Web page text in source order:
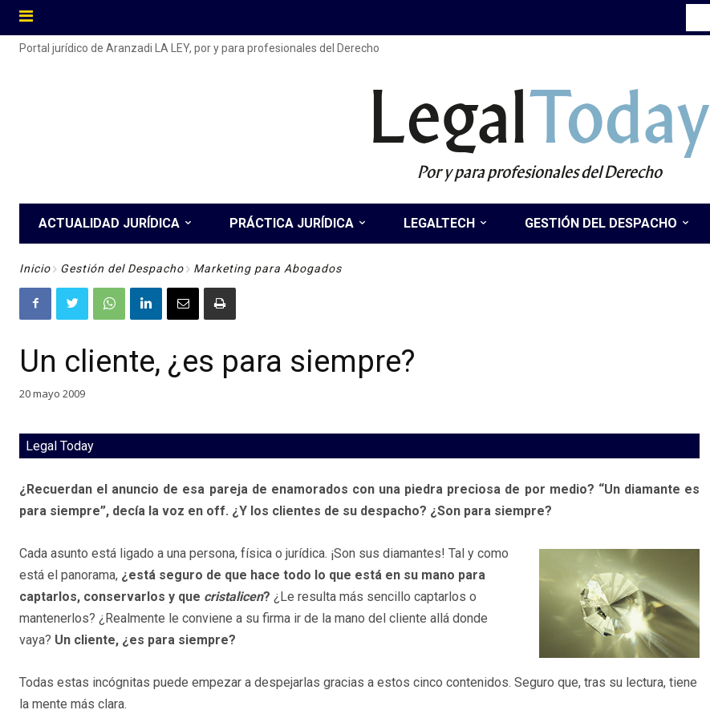
Portal jurídico de Aranzadi LA LEY, por y para profesionales del Derecho
LegalToday
Por y para profesionales del Derecho
ACTUALIDAD JURÍDICA PRÁCTICA JURÍDICA LEGALTECH GESTIÓN DEL DESPACHO
Inicio Gestión del Despacho Marketing para Abogados
Un cliente, ¿es para siempre?
20 mayo 2009
Legal Today
¿Recuerdan el anuncio de esa pareja de enamorados con una piedra preciosa de por medio? “Un diamante es
para siempre”, decía la voz en off. ¿Y los clientes de su despacho? ¿Son para siempre?
Cada asunto está ligado a una persona, física o jurídica. ¡Son sus diamantes! Tal y como
está el panorama, ¿está seguro de que hace todo lo que está en su mano para
captarlos, conservarlos y que cristalicen? ¿Le resulta más sencillo captarlos o
mantenerlos? ¿Realmente le conviene a su firma ir de la mano del cliente allá donde
vaya? Un cliente, ¿es para siempre?
Todas estas incógnitas puede empezar a despejarlas gracias a estos cinco contenidos. Seguro que, tras su lectura, tiene
la mente más clara.